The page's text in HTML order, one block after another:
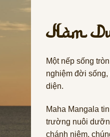
Hàm
Một nếp sống
nghiệm đời
diện.
Maha Mangala
trường nuôi
chánh niệm,